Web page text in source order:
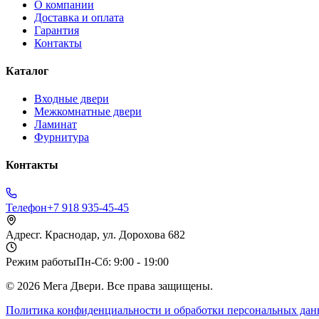
О компании
Доставка и оплата
Гарантия
Контакты
Каталог
Входные двери
Межкомнатные двери
Ламинат
Фурнитура
Контакты
Телефон+7 918 935-45-45
Адресг. Краснодар, ул. Дорохова 682
Режим работыПн-Сб: 9:00 - 19:00
© 2026 Мега Двери. Все права защищены.
Политика конфиденциальности и обработки персональных